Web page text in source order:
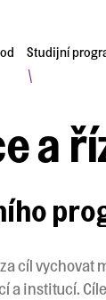
Studijní
\
a
cíl
a institucí.